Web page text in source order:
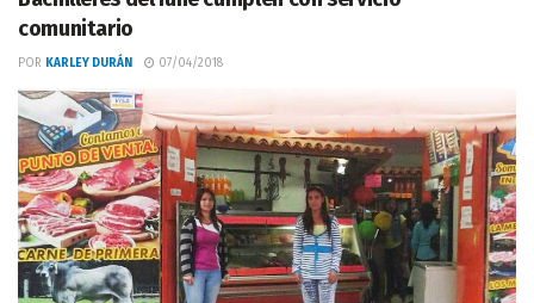
comunitario
POR KARLEY DURÁN 07/04/2018